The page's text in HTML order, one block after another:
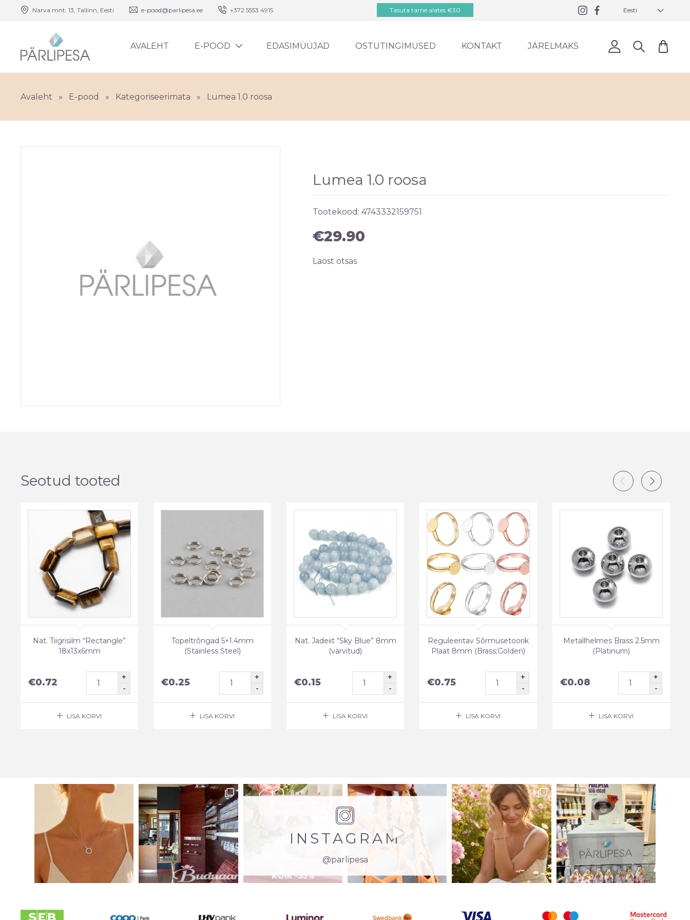
Narva mnt. 13, Tallinn, Eesti e-pood@parlipesa.ee +372 5553 4915 Tasuta tarne alates €30 Eesti
AVALEHT E-POOD EDASIMÜÜJAD OSTUTINGIMUSED KONTAKT JÄRELMAKS
Avaleht » E-pood » Kategoriseerimata » Lumea 1.0 roosa
Lumea 1.0 roosa
Tootekood: 4743332159751
€29.90
Laost otsas
Seotud tooted
Nat. Tiigrisilm “Rectangle”
18x13x6mm
€0.72
LISA KORVI
Topeltrõngad 5×1.4mm
(Stainless Steel)
€0.25
LISA KORVI
Nat. Jadeiit “Sky Blue” 8mm
(värvitud)
€0.15
LISA KORVI
Reguleeritav Sõrmusetoorik
Plaat 8mm (Brass;Golden)
€0.75
LISA KORVI
Metallhelmes Brass 2.5mm
(Platinum)
€0.08
LISA KORVI
INSTAGRAM
@parlipesa